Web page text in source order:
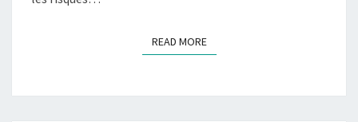
READ MOREREAD MORE